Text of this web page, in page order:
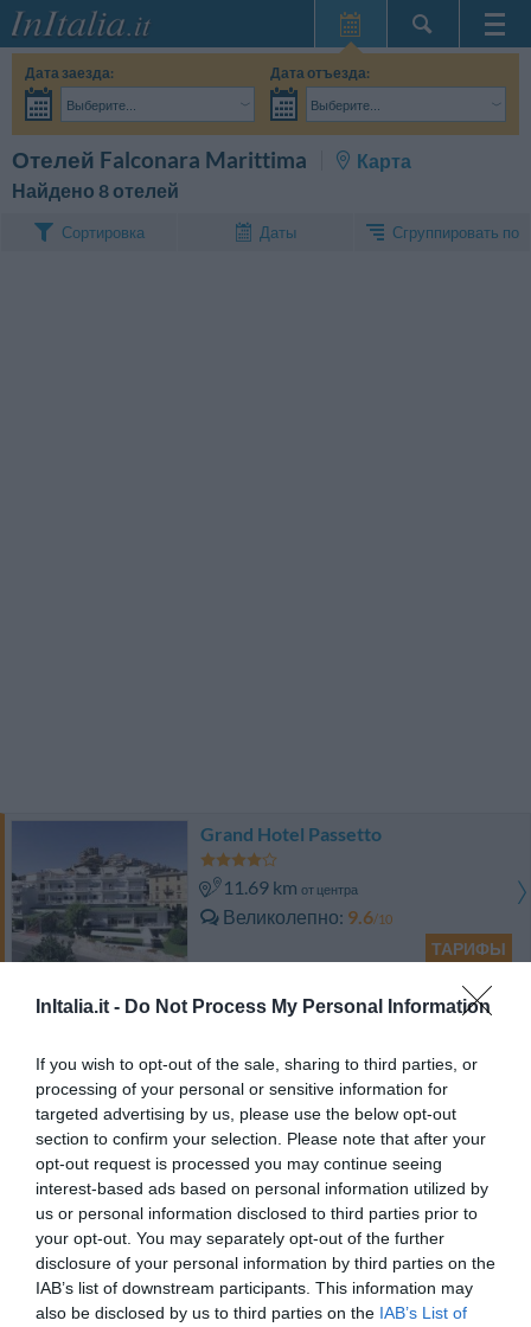
InItalia.it - Do Not Process My Personal Information
If you wish to opt-out of the sale, sharing to third parties, or
processing of your personal or sensitive information for
targeted advertising by us, please use the below opt-out
section to confirm your selection. Please note that after your
opt-out request is processed you may continue seeing
interest-based ads based on personal information utilized by
us or personal information disclosed to third parties prior to
your opt-out. You may separately opt-out of the further
disclosure of your personal information by third parties on the
IAB’s list of downstream participants. This information may
also be disclosed by us to third parties on the IAB’s List of
Главная
Мои
бронирования
InItalia Club
Дата заезда:
Выберите...
Дата отъезда:
Выберите...
Отелей Falconara Marittima
Карта
Найдено 8 отелей
Сортировка Даты Сгруппировать по
Grand Hotel Passetto
11.69 km от центра
Великолепно 9.6/10
ТАРИФЫ
Hotel Fortuna
8.97 kmот центра
Потрясающе 8.5/10
ТАРИФЫ
B&B Glicine
9.81 km
от центра
0 Отзывы
ТАРИФЫ